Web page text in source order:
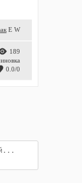
E W
189
0.0/0